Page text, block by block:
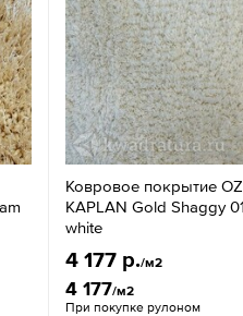
Ковровое покрытие OZ
KAPLAN Gold Shaggy
white
4 177 р./м2
4 177/м2
При покупке рулоном